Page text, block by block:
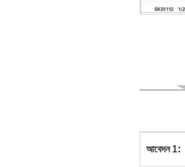
আবেদন 1: